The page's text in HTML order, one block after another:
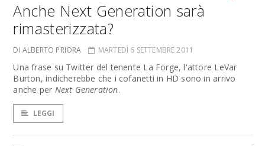
Anche Next Generation sarà
rimasterizzata?
DI ALBERTO PRIORA MARTEDÌ 6 SETTEMBRE 2011
Una frase su Twitter del tenente La Forge, l'attore LeVar
Burton, indicherebbe che i cofanetti in HD sono in arrivo
anche per Next Generation.
LEGGI